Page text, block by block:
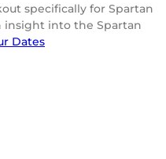
specifically for Spartan
insight into the Spartan
Dates